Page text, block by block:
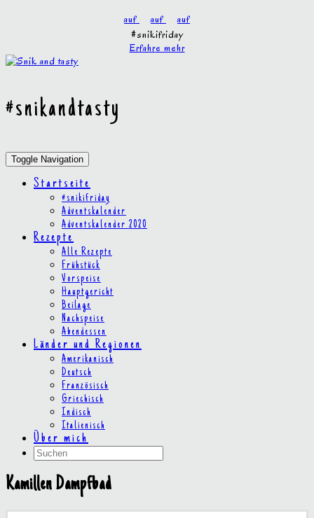
auf auf
auf
#snikifriday
Erfahre mehr
Toggle
#snikandtasty
Toggle Navigation
Startseite
#snikifriday
Adventskalender
Adventskalender 2020
Rezepte
Alle Rezepte
Frühstück
Vorspeise
Hauptgericht
Beilage
Nachspeise
Abendessen
Länder und Regionen
Amerikanisch
Deutsch
Französisch
Griechisch
Indisch
Italienisch
Über mich
Kamillen Dampfbad